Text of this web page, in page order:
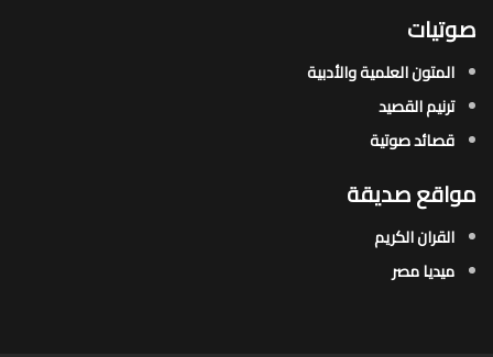
صوتيات
المتون العلمية والأدبية
ترنيم القصيد
قصائد صوتية
مواقع صديقة
القران الكريم
ميديا مصر